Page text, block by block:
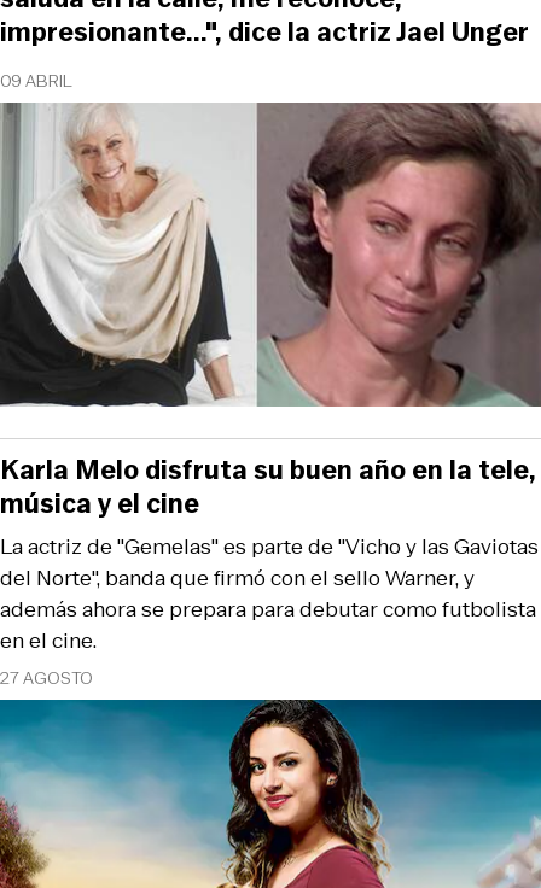
09 ABRIL
impresionante...", dice la actriz Jael Unger
27 AGOSTO
La actriz de "Gemelas" es parte de "Vicho y las Gaviotas
del Norte", banda que firmó con el sello Warner, y
además ahora se prepara para debutar como futbolista
en el cine.
Karla Melo disfruta su buen año en la tele,
música y el cine